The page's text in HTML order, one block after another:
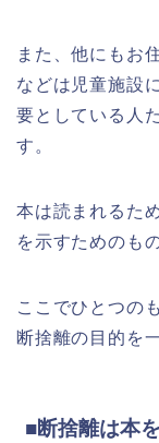
また、他にもお
などは児童施設
要としている人
す。
本は読まれるた
を示すためのも
ここでひとつの
断捨離の目的を
■断捨離は本